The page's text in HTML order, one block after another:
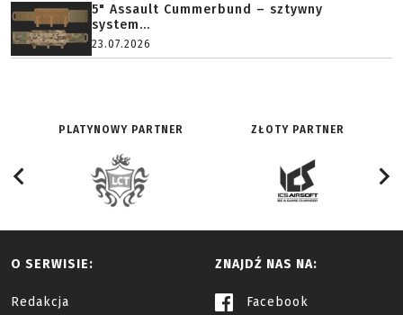
5" Assault Cummerbund – sztywny
system...
23.07.2026
PLATYNOWY PARTNER ZŁOTY PARTNER
O SERWISIE:
Redakcja
ZNAJDŹ NAS NA:
Facebook